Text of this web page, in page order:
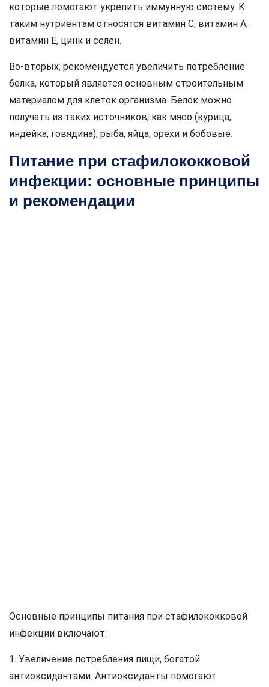
которые помогают укрепить иммунную систему. К
таким нутриентам относятся витамин С, витамин А,
витамин Е, цинк и селен.
Во-вторых, рекомендуется увеличить потребление
белка, который является основным строительным
материалом для клеток организма. Белок можно
получать из таких источников, как мясо (курица,
индейка, говядина), рыба, яйца, орехи и бобовые.
Питание при стафилококковой
инфекции: основные принципы
и рекомендации
Основные принципы питания при стафилококковой
инфекции включают:
1. Увеличение потребления пищи, богатой
антиоксидантами. Антиоксиданты помогают